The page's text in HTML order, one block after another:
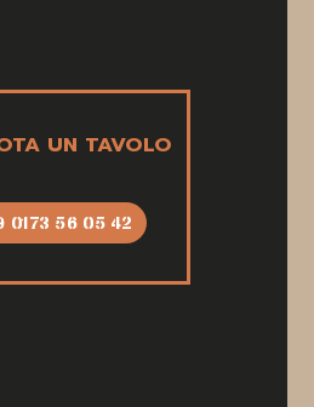
UN TAVOLO
0173 56 05 42